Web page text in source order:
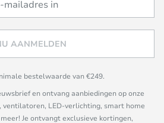
AANMELDEN
bestelwaarde van €249.
en ontvang aanbiedingen op onze
ventilatoren, LED-verlichting, smart home
Je ontvangt exclusieve kortingen,